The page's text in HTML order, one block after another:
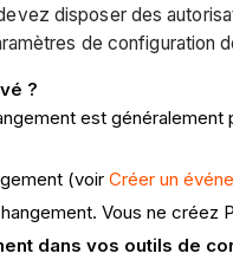
disposer des
de configuration
?
est généralement
(voir Créer un
Vous ne créez
dans vos outils de